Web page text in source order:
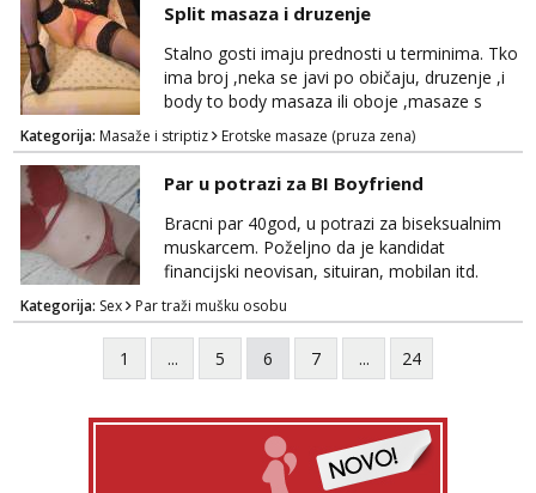
dogovor, privlačnost i uživanje u životu. Ako
si samouvjerena i znaš što želiš, javi se.
Diskretnost mi je jako bitna...
Split masaza i druzenje
Stalno gosti imaju prednosti u terminima. Tko
ima broj ,neka se javi po običaju, druzenje ,i
body to body masaza ili oboje ,masaze s
happy endom, ili samo body to body, sa
happy endom..ostali..imate moj mail za info
maserkasplit96@gmail.com ili pošaljite upit na
WhatsApp 0958296578 (neki od vas salju
poruke u 2 ujutro ili kasnije🤦🏼‍♀️ali nećete
dobiti odgovor u to vrime vec 9 do 21) odno...
Kategorija: Masaže i striptiz Erotske masaze (pruza zena)
Par u potrazi za BI Boyfriend
Bracni par 40god, u potrazi za biseksualnim
muskarcem. Poželjno da je kandidat
financijski neovisan, situiran, mobilan itd.
Pozeljna slika pri javljanju i kratak opis
Kategorija: Sex Par traži mušku osobu
1 ... 5 6 7 ... 24